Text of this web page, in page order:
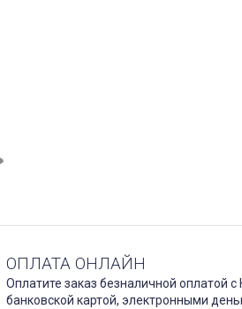
ОПЛАТА ОНЛАЙН
Оплатите заказ безналичной оплатой
банковской картой, электронными